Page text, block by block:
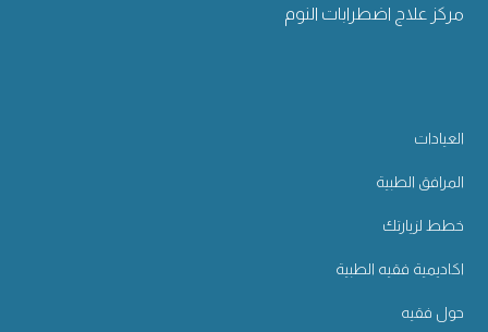
مركز علاج اضطرابات النوم
العيادات
المرافق الطبية
خطط لزيارتك
اكاديمية فقيه الطبية
حول فقيه